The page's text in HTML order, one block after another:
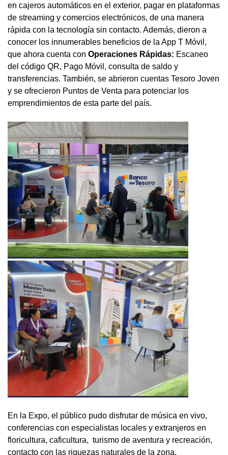
en cajeros automáticos en el exterior, pagar en plataformas
de streaming y comercios electrónicos, de una manera
rápida con la tecnología sin contacto. Además, dieron a
conocer los innumerables beneficios de la App T Móvil,
que ahora cuenta con Operaciones Rápidas: Escaneo
del código QR, Pago Móvil, consulta de saldo y
transferencias. También, se abrieron cuentas Tesoro Joven
y se ofrecieron Puntos de Venta para potenciar los
emprendimientos de esta parte del país.
En la Expo, el público pudo disfrutar de música en vivo,
conferencias con especialistas locales y extranjeros en
floricultura, caficultura, turismo de aventura y recreación,
contacto con las riquezas naturales de la zona,